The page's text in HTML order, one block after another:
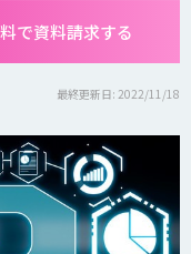
で資料請求する
最終更新日: 2022/11/18